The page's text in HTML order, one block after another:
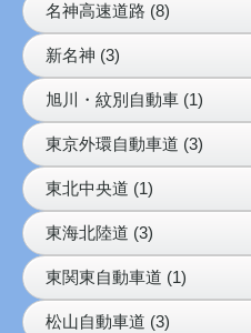
名神高速道路 (8)
新名神 (3)
旭川・紋別自動車 (1)
東京外環自動車道 (3)
東北中央道 (1)
東海北陸道 (3)
東関東自動車道 (1)
松山自動車道 (3)